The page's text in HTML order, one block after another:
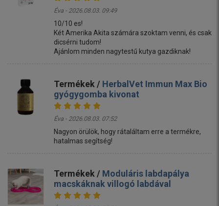
Éva - 2026.08.03. 09:49
10/10 es!
Két Amerika Akita számára szoktam venni, és csak
dicsérni tudom!
Ajánlom minden nagytestű kutya gazdiknak!
Termékek / HerbalVet Immun Max Bio
gyógygomba kivonat
Éva - 2026.08.03. 07:52
Nagyon örülök, hogy rátaláltam erre a termékre,
hatalmas segítség!
Termékek / Moduláris labdapálya
macskáknak villogó labdával